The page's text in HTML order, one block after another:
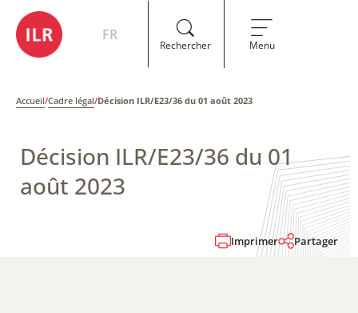
FR
Rechercher Menu
Accueil/Cadre légal/Décision ILR/E23/36 du 01 août 2023
Décision ILR/E23/36 du 01
août 2023
Imprimer Partager